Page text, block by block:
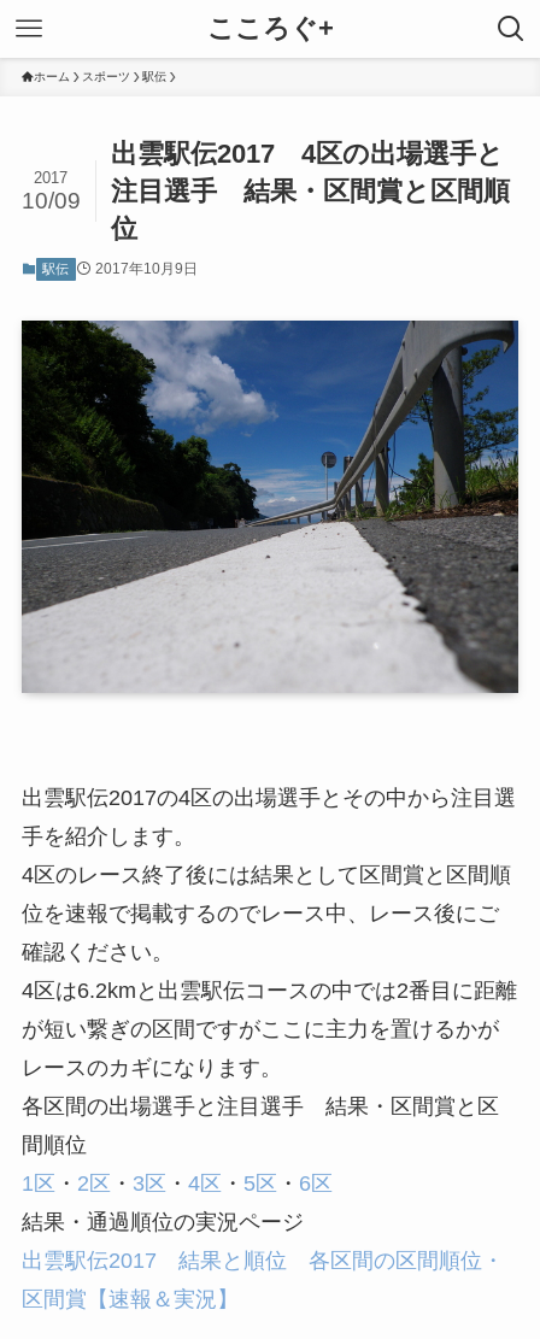
こころぐ+
ホーム スポーツ 駅伝
出雲駅伝2017 4区の出場選手と
注目選手 結果・区間賞と区間順
位
2017
10/09
駅伝 2017年10月9日
出雲駅伝2017の4区の出場選手とその中から注目選
手を紹介します。
4区のレース終了後には結果として区間賞と区間順
位を速報で掲載するのでレース中、レース後にご
確認ください。
4区は6.2kmと出雲駅伝コースの中では2番目に距離
が短い繋ぎの区間ですがここに主力を置けるかが
レースのカギになります。
各区間の出場選手と注目選手 結果・区間賞と区
間順位
1区 ・ 2区 ・ 3区 ・ 4区 ・ 5区 ・ 6区
結果・通過順位の実況ページ
出雲駅伝2017 結果と順位 各区間の区間順位・
区間賞【速報＆実況】